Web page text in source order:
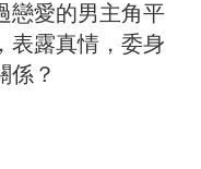
戀愛的男主角平
表露真情，委身
係？